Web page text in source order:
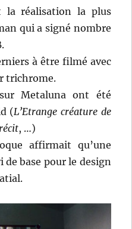
la réalisation la plus
qui a signé nombre
à être filmé avec
trichrome.
Metaluna ont été
(L’Etrange créature de
, …)
affirmait qu’une
de base pour le design